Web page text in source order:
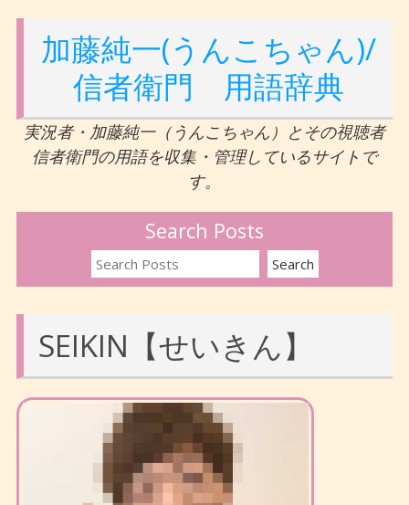
加藤純一(うんこちゃん)/
信者衛門 用語辞典
実況者・加藤純一（うんこちゃん）とその視聴者
信者衛門の用語を収集・管理しているサイトで
す。
Search Posts
SEIKIN【せいきん】